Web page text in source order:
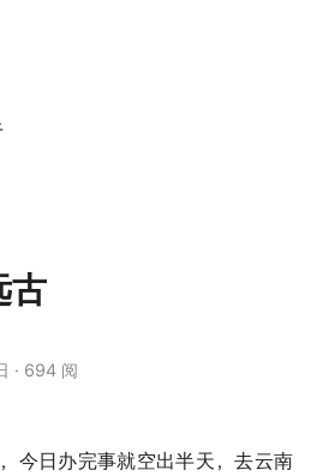
古
694 阅
今日办完事就空出半天，去云南